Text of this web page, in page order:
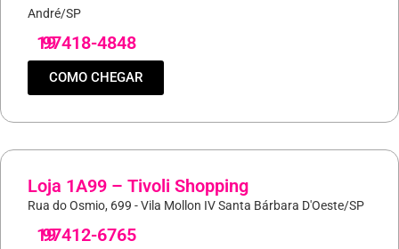
André/SP
19
97418-4848
COMO CHEGAR
Loja 1A99 – Tivoli Shopping
Rua do Osmio, 699 - Vila Mollon IV Santa Bárbara D'Oeste/SP
19
97412-6765